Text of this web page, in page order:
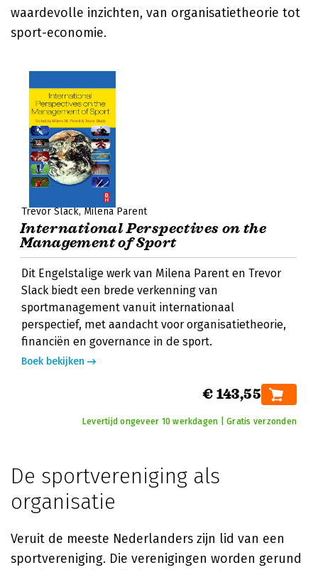
waardevolle inzichten, van organisatietheorie tot
sport-economie.
Trevor Slack Milena Parent
International Perspectives on the
Management of Sport
Dit Engelstalige werk van Milena Parent en Trevor
Slack biedt een brede verkenning van
sportmanagement vanuit internationaal
perspectief, met aandacht voor organisatietheorie,
financiën en governance in de sport.
Boek bekijken
€ 143,55
Levertijd ongeveer 10 werkdagen | Gratis verzonden
De sportvereniging als
organisatie
Veruit de meeste Nederlanders zijn lid van een
sportvereniging. Die verenigingen worden gerund